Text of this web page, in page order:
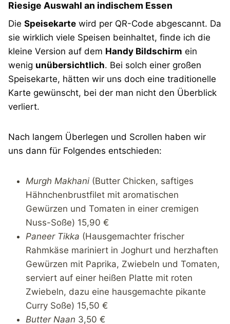
Riesige Auswahl an indischem Essen
Die Speisekarte wird per QR-Code abgescannt. Da
sie wirklich viele Speisen beinhaltet, finde ich die
kleine Version auf dem Handy Bildschirm ein
wenig unübersichtlich. Bei solch einer großen
Speisekarte, hätten wir uns doch eine traditionelle
Karte gewünscht, bei der man nicht den Überblick
verliert.
Nach langem Überlegen und Scrollen haben wir
uns dann für Folgendes entschieden:
Murgh Makhani (Butter Chicken, saftiges
Hähnchenbrustfilet mit aromatischen
Gewürzen und Tomaten in einer cremigen
Nuss-Soße) 15,90 €
Paneer Tikka (Hausgemachter frischer
Rahmkäse mariniert in Joghurt und herzhaften
Gewürzen mit Paprika, Zwiebeln und Tomaten,
serviert auf einer heißen Platte mit roten
Zwiebeln, dazu eine hausgemachte pikante
Curry Soße) 15,50 €
Butter Naan 3,50 €